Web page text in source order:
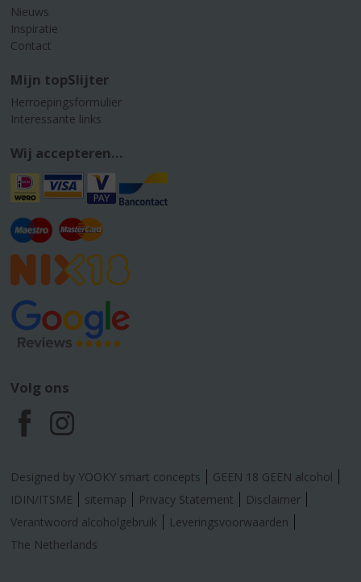
Nieuws
Inspiratie
Contact
Mijn topSlijter
Herroepingsformulier
Interessante links
Wij accepteren...
Volg ons
F
a
c
e
I
n
s
t
Designed by YOOKY smart concepts
GEEN 18 GEEN alcohol
IDIN/ITSME
sitemap Privacy Statement
Disclaimer
Verantwoord alcoholgebruik
Leveringsvoorwaarden
The Netherlands